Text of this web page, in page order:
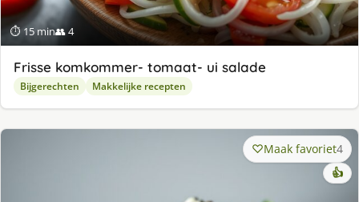
⏱ 15 min👥 4
Frisse komkommer- tomaat- ui salade
Bijgerechten Makkelijke recepten
Maak favoriet4
👍